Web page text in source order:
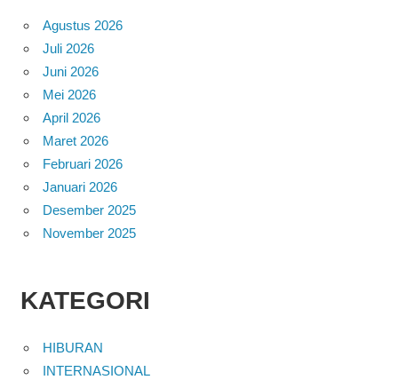
Agustus 2026
Juli 2026
Juni 2026
Mei 2026
April 2026
Maret 2026
Februari 2026
Januari 2026
Desember 2025
November 2025
KATEGORI
HIBURAN
INTERNASIONAL